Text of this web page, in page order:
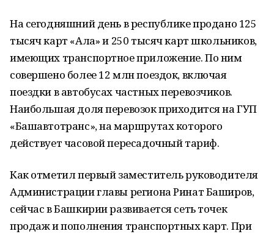
На сегодняшний день в республике продано 125
тысяч карт «Алға» и 250 тысяч карт школьников,
имеющих транспортное приложение. По ним
совершено более 12 млн поездок, включая
поездки в автобусах частных перевозчиков.
Наибольшая доля перевозок приходится на ГУП
«Башавтотранс», на маршрутах которого
действует часовой пересадочный тариф.
Как отметил первый заместитель руководителя
Администрации главы региона Ринат Баширов,
сейчас в Башкирии развивается сеть точек
продаж и пополнения транспортных карт. При